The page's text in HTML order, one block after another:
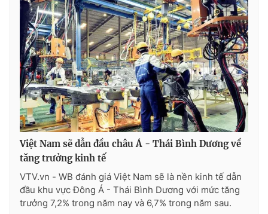
® Cấm sao chép dưới mọi hình thức nếu không có sự chấp
thuận bằng văn bản. Ghi rõ nguồn VTV.vn khi phát hành lại
thông tin từ website này.
Việt Nam sẽ dẫn đầu châu Á - Thái Bình Dương về
tăng trưởng kinh tế
VTV.vn - WB đánh giá Việt Nam sẽ là nền kinh tế dẫn
đầu khu vực Đông Á - Thái Bình Dương với mức tăng
trưởng 7,2% trong năm nay và 6,7% trong năm sau.